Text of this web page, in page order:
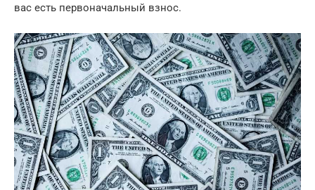
вас есть первоначальный взнос.